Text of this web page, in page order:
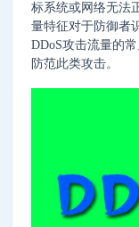
标系统或网络无法
量特征对于防御者
DDoS攻击流量的
防范此类攻击。